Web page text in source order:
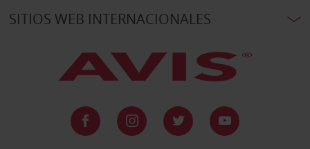
SITIOS WEB INTERNACIONALES